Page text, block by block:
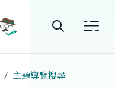
站
主題導覽搜尋